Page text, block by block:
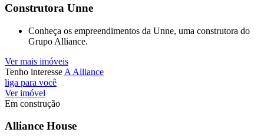
Construtora Unne
Conheça os empreendimentos da Unne, uma construtora do
Grupo Alliance.
Ver mais imóveis
Tenho interesse A Alliance
liga para você
Ver imóvel
Em construção
Alliance House